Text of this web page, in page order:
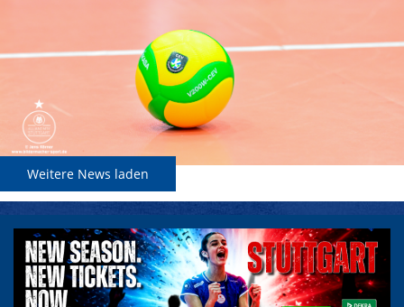
Weitere News laden